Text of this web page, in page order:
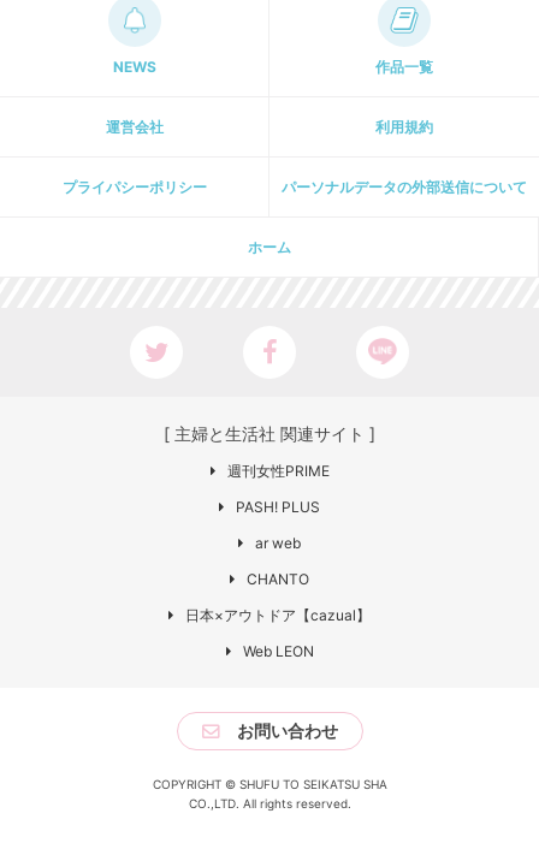
NEWS 作品一覧
運営会社 利用規約
プライパシーポリシー パーソナルデータの外部送信について
ホーム
[ 主婦と生活社 関連サイト ]
週刊女性PRIME
PASH! PLUS
ar web
CHANTO
日本×アウトドア【cazual】
Web LEON
お問い合わせ
COPYRIGHT © SHUFU TO SEIKATSU SHA
CO.,LTD. All rights reserved.